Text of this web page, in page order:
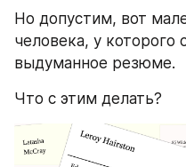
Но допустим, вот
человека, у которого
выдуманное резюме.
Что с этим делать?